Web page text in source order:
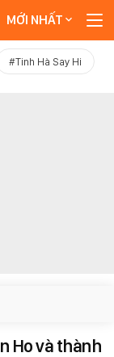
MỚI NHẤT
#Tinh Hà Say Hi
Ho và thành